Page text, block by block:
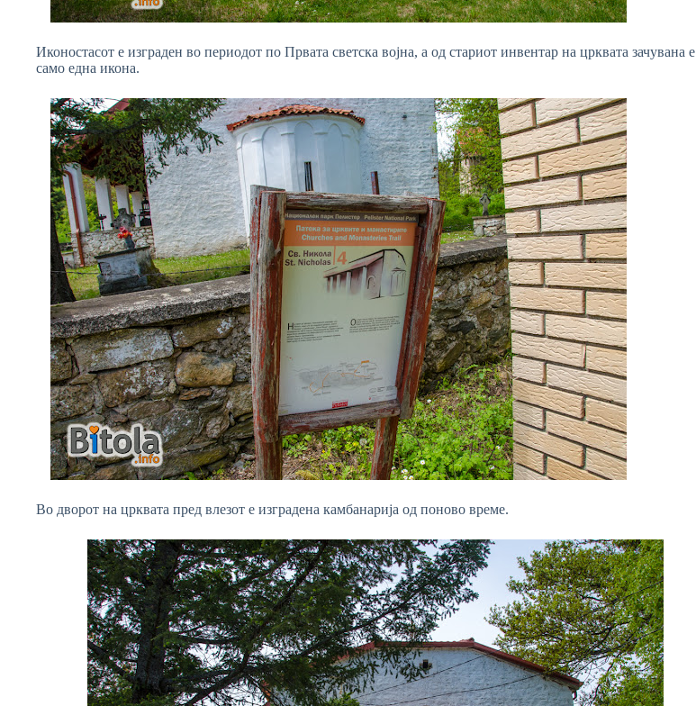
Иконостасот е изграден во периодот по Првата светска војна, а од стариот инвентар на црквата зачувана е
само една икона.
Во дворот на црквата пред влезот е изградена камбанарија од поново време.